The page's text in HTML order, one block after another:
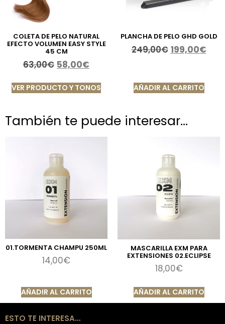
COLETA DE PELO NATURAL
EFECTO VOLUMEN EASY STYLE
45 CM
63,00€ 58,00€
VER PRODUCTO Y TONOS
PLANCHA DE PELO GHD GOLD
249,00€ 199,00€
AÑADIR AL CARRITO
También te puede interesar…
01.TORMENTA CHAMPU 250ML
14,00€
AÑADIR AL CARRITO
MASCARILLA EXM PARA
EXTENSIONES 02.ECLIPSE
18,00€
AÑADIR AL CARRITO
ESTO TE INTERESA…